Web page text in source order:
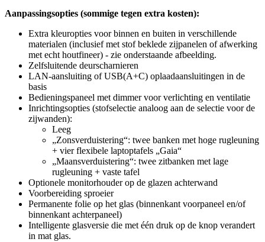
Aanpassingsopties (sommige tegen extra kosten):
Extra kleuropties voor binnen en buiten in verschillende
materialen (inclusief met stof beklede zijpanelen of afwerking
met echt houtfineer) - zie onderstaande afbeelding.
Zelfsluitende deurscharnieren
LAN-aansluiting of USB(A+C) oplaadaansluitingen in de
basis
Bedieningspaneel met dimmer voor verlichting en ventilatie
Inrichtingsopties (stofselectie analoog aan de selectie voor de
zijwanden):
Leeg
„Zonsverduistering“: twee banken met hoge rugleuning
+ vier flexibele laptoptafels „Gaia“
„Maansverduistering“: twee zitbanken met lage
rugleuning + vaste tafel
Optionele monitorhouder op de glazen achterwand
Voorbereiding sproeier
Permanente folie op het glas (binnenkant voorpaneel en/of
binnenkant achterpaneel)
Intelligente glasversie die met één druk op de knop verandert
in mat glas.